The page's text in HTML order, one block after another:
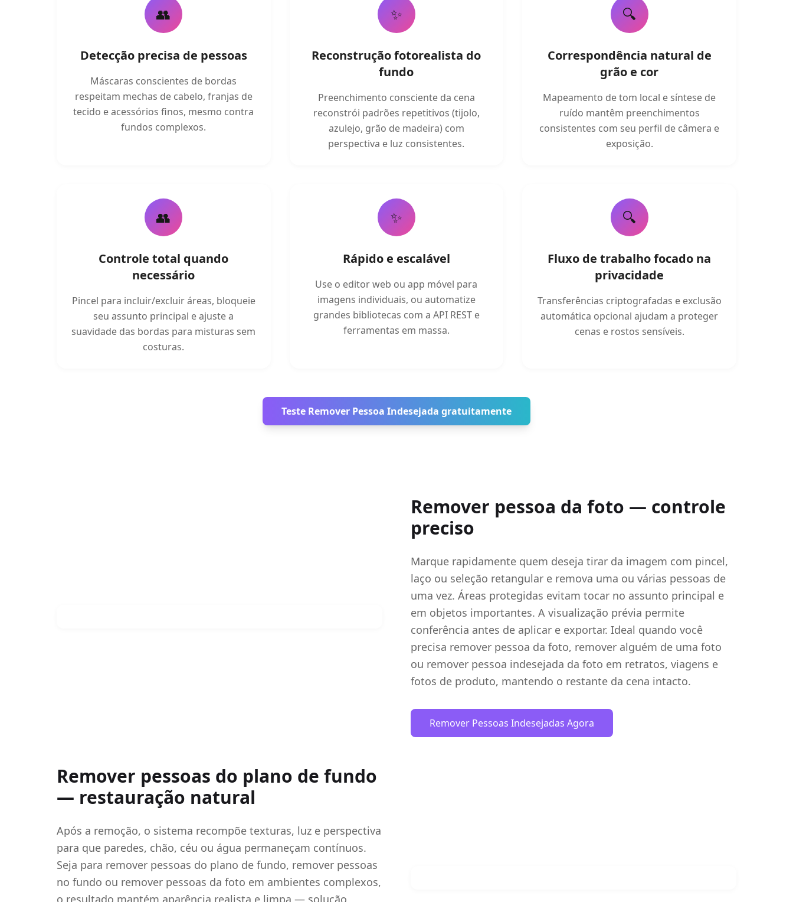
👥
Detecção precisa de pessoas
Máscaras conscientes de bordas
respeitam mechas de cabelo, franjas de
tecido e acessórios finos, mesmo contra
fundos complexos.
✨
Reconstrução fotorealista do
fundo
Preenchimento consciente da cena
reconstrói padrões repetitivos (tijolo,
azulejo, grão de madeira) com
perspectiva e luz consistentes.
🔍
Correspondência natural de
grão e cor
Mapeamento de tom local e síntese de
ruído mantêm preenchimentos
consistentes com seu perfil de câmera e
exposição.
👥
Controle total quando
necessário
Pincel para incluir/excluir áreas, bloqueie
seu assunto principal e ajuste a
suavidade das bordas para misturas sem
costuras.
✨
Rápido e escalável
Use o editor web ou app móvel para
imagens individuais, ou automatize
grandes bibliotecas com a API REST e
ferramentas em massa.
🔍
Fluxo de trabalho focado na
privacidade
Transferências criptografadas e exclusão
automática opcional ajudam a proteger
cenas e rostos sensíveis.
Teste Remover Pessoa Indesejada gratuitamente
Remover pessoa da foto — controle
preciso
Marque rapidamente quem deseja tirar da imagem com pincel,
laço ou seleção retangular e remova uma ou várias pessoas de
uma vez. Áreas protegidas evitam tocar no assunto principal e
em objetos importantes. A visualização prévia permite
conferência antes de aplicar e exportar. Ideal quando você
precisa remover pessoa da foto, remover alguém de uma foto
ou remover pessoa indesejada da foto em retratos, viagens e
fotos de produto, mantendo o restante da cena intacto.
Remover Pessoas Indesejadas Agora
Remover pessoas do plano de fundo
— restauração natural
Após a remoção, o sistema recompõe texturas, luz e perspectiva
para que paredes, chão, céu ou água permaneçam contínuos.
Seja para remover pessoas do plano de fundo, remover pessoas
no fundo ou remover pessoas da foto em ambientes complexos,
o resultado mantém aparência realista e limpa — solução